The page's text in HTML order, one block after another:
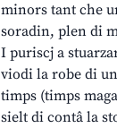
minors tant che
soradin, plen di
I puriscj a
viodi la robe di
timps (timps
sielt di contâ la